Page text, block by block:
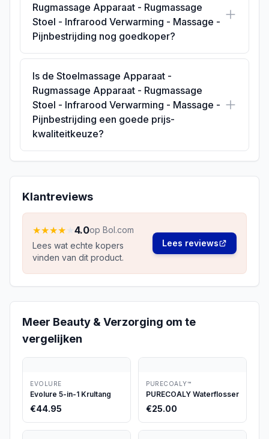
Rugmassage Apparaat - Rugmassage
Stoel - Infrarood Verwarming - Massage -
Pijnbestrijding nog goedkoper?
Is de Stoelmassage Apparaat -
Rugmassage Apparaat - Rugmassage
Stoel - Infrarood Verwarming - Massage -
Pijnbestrijding een goede prijs-
kwaliteitkeuze?
Klantreviews
★★★★ 4.0op Bol.com
Lees wat echte kopers
vinden van dit product.
Lees reviews
Meer Beauty & Verzorging om te
vergelijken
EVOLURE
Evolure 5-in-1 Krultang
€44.95
PURECOALY™
PURECOALY Waterflosser
€25.00